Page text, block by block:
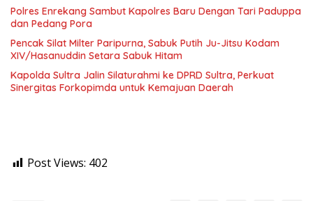
Polres Enrekang Sambut Kapolres Baru Dengan Tari Paduppa
dan Pedang Pora
Pencak Silat Milter Paripurna, Sabuk Putih Ju-Jitsu Kodam
XIV/Hasanuddin Setara Sabuk Hitam
Kapolda Sultra Jalin Silaturahmi ke DPRD Sultra, Perkuat
Sinergitas Forkopimda untuk Kemajuan Daerah
Post Views: 402